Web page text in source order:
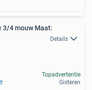
3/4 mouw Maat:
Details
Topadvertentie
Gisteren